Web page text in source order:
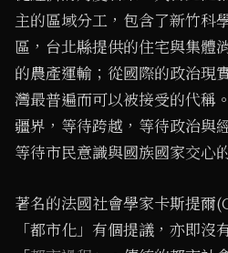
主的區域分工，包含了新竹科
區，台北縣提供的住宅與集體
的農產運輸；從國際的政治現
灣最普遍而可以被接受的代稱
疆界，等待跨越，等待政治與
等待市民意識與國族國家交心
著名的法國社會學家卡斯提
「都市化」有個提議，亦即沒